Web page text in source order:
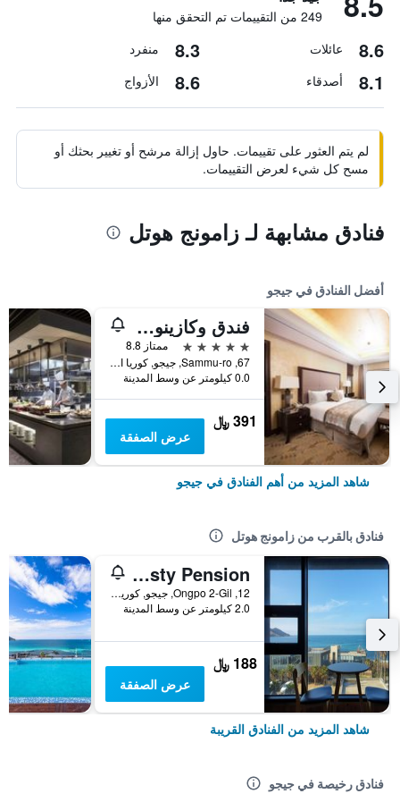
249 من التقييمات تم التحقق منها
8.6 عائلات 8.3 منفرد
8.1 أصدقاء 8.6 الأزواج
لم يتم العثور على تقييمات. حاول إزالة مرشح أو تغيير بحثك أو
مسح كل شيء لعرض التقييمات.
فنادق مشابهة لـ زامونج هوتل
أفضل الفنادق في جيجو
فندق وكازينو جيجو صن
5 نجوم
ممتاز 8.8
67, Sammu-ro, جيجو, كوريا الجنوبية
0.0 كيلومتر عن وسط المدينة
391 ﷼
عرض الصفقة
شاهد المزيد من أهم الفنادق في جيجو
فنادق بالقرب من زامونج هوتل
Jeju Majesty Pension
12, Ongpo 2-Gil, جيجو, كوريا الجنوبية
2.0 كيلومتر عن وسط المدينة
188 ﷼
عرض الصفقة
شاهد المزيد من الفنادق القريبة
فنادق رخيصة في جيجو